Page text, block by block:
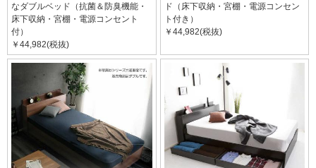
なダブルベッド（抗菌＆防臭機能・
床下収納・宮棚・電源コンセント
付）
￥44,982(税抜)
ド（床下収納・宮棚・電源コンセン
ト付き）
￥44,982(税抜)